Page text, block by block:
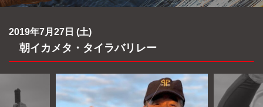
船舶概要
2019年7月27日 (土)
朝イカメタ・タイラバリレー